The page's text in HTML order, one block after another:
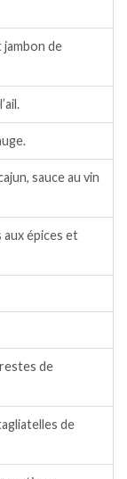
de
sauce au vin
épices et
de
de